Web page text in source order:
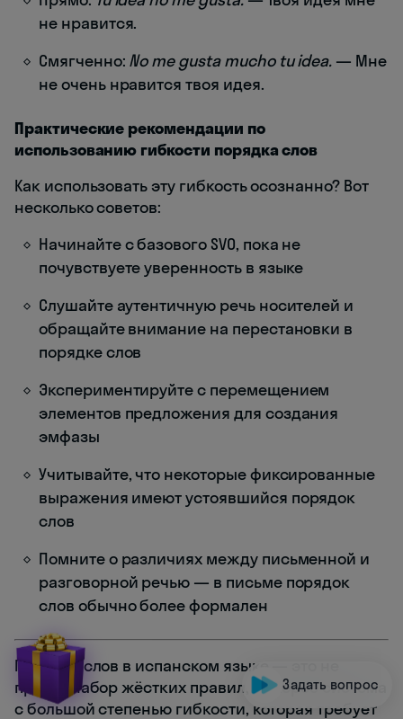
не нравится.
Смягченно: No me gusta mucho tu idea. — Мне
не очень нравится твоя идея.
Практические рекомендации по
использованию гибкости порядка слов
Как использовать эту гибкость осознанно? Вот
несколько советов:
Начинайте с базового SVO, пока не
почувствуете уверенность в языке
Слушайте аутентичную речь носителей и
обращайте внимание на перестановки в
порядке слов
Экспериментируйте с перемещением
элементов предложения для создания
эмфазы
Учитывайте, что некоторые фиксированные
выражения имеют устоявшийся порядок
слов
Помните о различиях между письменной и
разговорной речью — в письме порядок
слов обычно более формален
Порядок слов в испанском языке — это не
просто набор жёстких правил, а скорее система
с большой степенью гибкости, которая требует
Задать вопрос